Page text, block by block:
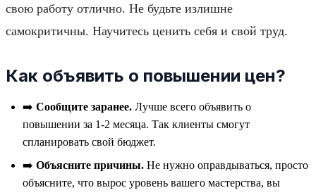
свою работу отлично. Не будьте излишне
самокритичны. Научитесь ценить себя и свой труд.
Как объявить о повышении цен?
➡️ Сообщите заранее. Лучше всего объявить о
повышении за 1-2 месяца. Так клиенты смогут
спланировать свой бюджет.
➡️ Объясните причины. Не нужно оправдываться, просто
объясните, что вырос уровень вашего мастерства, вы